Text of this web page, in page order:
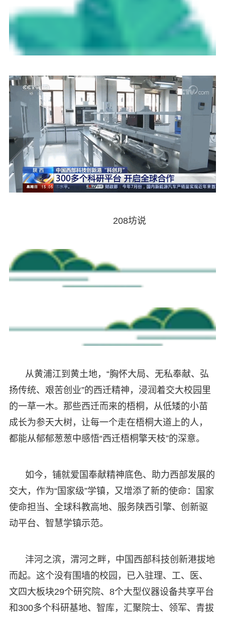
208坊说
从黄浦江到黄土地，“胸怀大局、无私奉献、弘
扬传统、艰苦创业”的西迁精神，浸润着交大校园里
的一草一木。那些西迁而来的梧桐，从低矮的小苗
成长为参天大树，让每一个走在梧桐大道上的人，
都能从郁郁葱葱中感悟“西迁梧桐擎天枝”的深意。
如今，铺就爱国奉献精神底色、助力西部发展的
交大，作为“国家级”学镇，又增添了新的使命：国家
使命担当、全球科教高地、服务陕西引擎、创新驱
动平台、智慧学镇示范。
沣河之滨，渭河之畔，中国西部科技创新港拔地
而起。这个没有围墙的校园，已入驻理、工、医、
文四大板块29个研究院、8个大型仪器设备共享平台
和300多个科研基地、智库，汇聚院士、领军、青拔